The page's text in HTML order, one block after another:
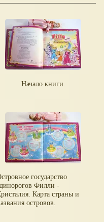
Начало книги.
государство
Филли -
Карта страны и
островов.